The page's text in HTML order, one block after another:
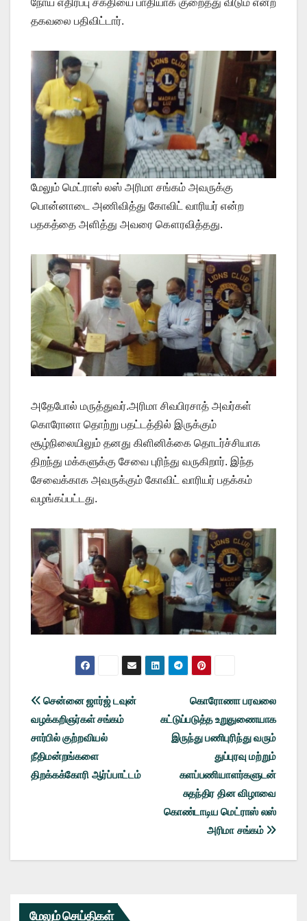
தகவலை பதிவிட்டார்.
மேலும் மெட்ராஸ் லஸ் அரிமா சங்கம் அவருக்கு
பொன்னாடை அணிவித்து கோவிட் வாரியர் என்ற
பதகத்தை அளித்து அவரை கௌரவித்தது.
அதேபோல் மருத்துவர்.அரிமா சிவபிரசாத் அவர்கள்
கொரோனா தொற்று பதட்டத்தில் இருக்கும்
சூழ்நிலையிலும் தனது கிளினிக்கை தொடர்ச்சியாக
திறந்து மக்களுக்கு சேவை புரிந்து வருகிறார். இந்த
சேவைக்காக அவருக்கும் கோவிட் வாரியர் பதக்கம்
வழங்கப்பட்டது.
Post
navigation
கொரோணா பரவலை
கட்டுப்படுத்த உறுதுணையாக
இருந்து பணிபுரிந்து வரும்
துப்புரவு மற்றும்
களப்பணியாளர்களுடன்
சுதந்திர தின விழாவை
கொண்டாடிய மெட்ராஸ் லஸ்
அரிமா சங்கம்
சென்னை ஜார்ஜ் டவுன்
வழக்கறிஞர்கள் சங்கம்
சார்பில் குற்றவியல்
நீதிமன்றங்களை
திறக்கக்கோரி ஆர்ப்பாட்டம்
மேலும் செய்திகள்